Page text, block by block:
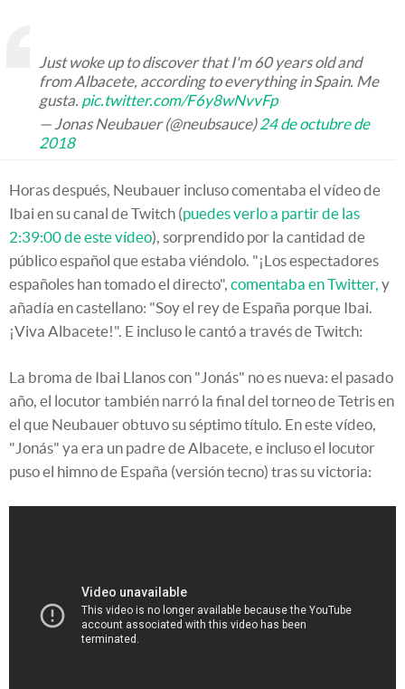
Just woke up to discover that I'm 60 years old and
from Albacete, according to everything in Spain. Me
gusta. pic.twitter.com/F6y8wNvvFp
— Jonas Neubauer (@neubsauce)24 de octubre de
2018
Horas después, Neubauer incluso comentaba el vídeo de
Ibai en su canal de Twitch (puedes verlo a partir de las
2:39:00 de este vídeo), sorprendido por la cantidad de
público español que estaba viéndolo. "¡Los espectadores
españoles han tomado el directo", comentaba en Twitter, y
añadía en castellano: "Soy el rey de España porque Ibai.
¡Viva Albacete!". E incluso le cantó a través de Twitch:
La broma de Ibai Llanos con "Jonás" no es nueva: el pasado
año, el locutor también narró la final del torneo de Tetris en
el que Neubauer obtuvo su séptimo título. En este vídeo,
"Jonás" ya era un padre de Albacete, e incluso el locutor
puso el himno de España (versión tecno) tras su victoria: